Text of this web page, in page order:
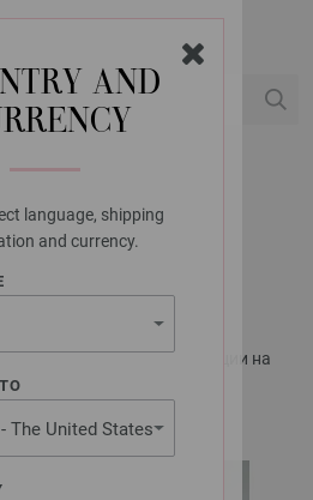
AND
language, shipping
and currency.
The United States
GROSSA
BINGO
на немецком, инструкции на
языке | Модель 23